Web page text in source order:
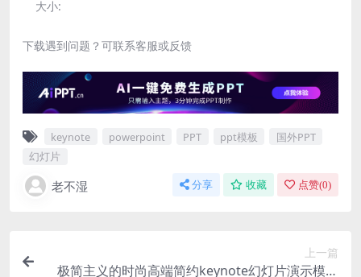
大小:
下载遇到问题？可联系客服或反馈
keynote powerpoint PPT ppt模板
国外PPT
幻灯片
老不湿 分享 收藏 点赞(0)
上一篇
极简主义的时尚高端简约keynote幻灯片演示模板